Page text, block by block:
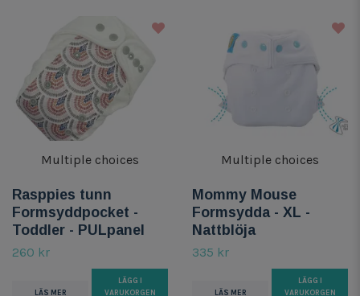
Multiple choices
Rasppies tunn
Formsyddpocket -
Toddler - PULpanel
260 kr
LÄS MER
LÄGG I
VARUKORGEN
Multiple choices
Mommy Mouse
Formsydda - XL -
Nattblöja
335 kr
LÄS MER
LÄGG I
VARUKORGEN